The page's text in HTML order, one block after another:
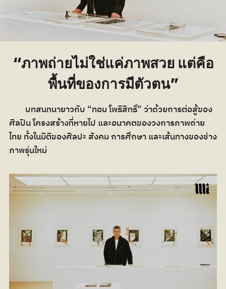
“ภาพถ่ายไม่ใช่แค่ภาพสวย แต่คือ
พื้นที่ของการมีตัวตน”
ศิลปิน โครงสร้างที่หายไป และอนาคตของวงการภาพถ่าย
ไทย ทั้งในมิติของศิลปะ สังคม การศึกษา และเส้นทางของช่าง
ภาพรุ่นใหม่